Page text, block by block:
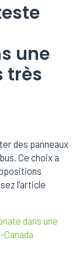
une
très
des panneaux
Ce choix a
l’article
dans une